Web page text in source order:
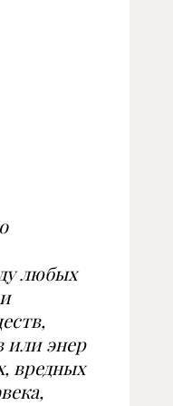
любых
или энер­
вредных